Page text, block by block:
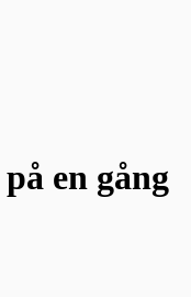
på en gång